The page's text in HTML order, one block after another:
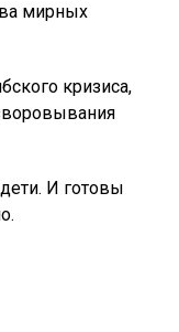
мирных
кризиса,
И готовы